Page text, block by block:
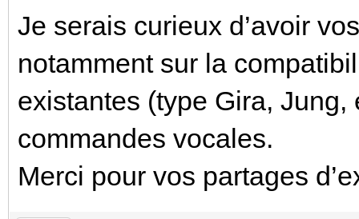
Je serais curieux d’avoir
notamment sur la
existantes (type Gira,
commandes vocales.
Merci pour vos partages